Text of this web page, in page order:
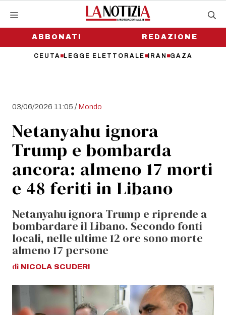
contenutoABBONATI
CEUTA LEGGE ELETTORALE IRAN GAZA
REDAZIONE
03/06/2026 11:05 /Mondo
Netanyahu ignora
Trump e bombarda
ancora: almeno 17 morti
e 48 feriti in Libano
Netanyahu ignora Trump e riprende a
bombardare il Libano. Secondo fonti
locali, nelle ultime 12 ore sono morte
almeno 17 persone
di NICOLA SCUDERI